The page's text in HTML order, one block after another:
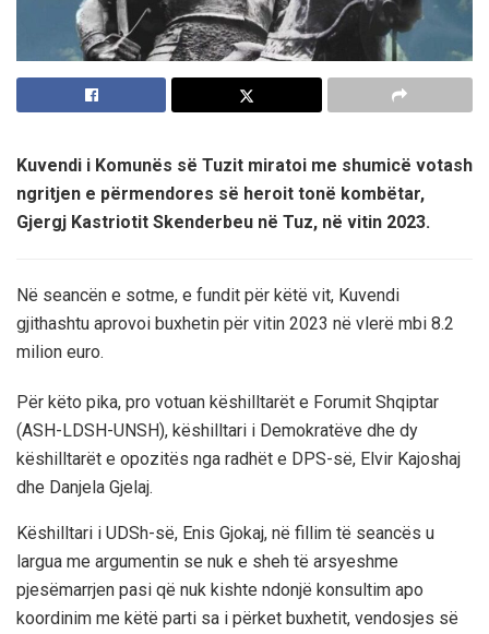
Kuvendi i Komunës së Tuzit miratoi me shumicë votash
ngritjen e përmendores së heroit tonë kombëtar,
Gjergj Kastriotit Skenderbeu në Tuz, në vitin 2023.
Në seancën e sotme, e fundit për këtë vit, Kuvendi
gjithashtu aprovoi buxhetin për vitin 2023 në vlerë mbi 8.2
milion euro.
Për këto pika, pro votuan këshilltarët e Forumit Shqiptar
(ASH-LDSH-UNSH), këshilltari i Demokratëve dhe dy
këshilltarët e opozitës nga radhët e DPS-së, Elvir Kajoshaj
dhe Danjela Gjelaj.
Këshilltari i UDSh-së, Enis Gjokaj, në fillim të seancës u
largua me argumentin se nuk e sheh të arsyeshme
pjesëmarrjen pasi që nuk kishte ndonjë konsultim apo
koordinim me këtë parti sa i përket buxhetit, vendosjes së